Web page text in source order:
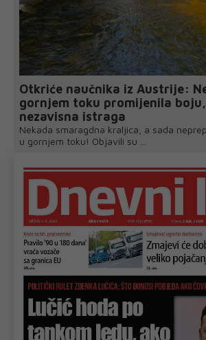
Otkriće naučnika iz Austrije:
gornjem toku promijenila
nezavisna istraga
Nekada smaragdna kraljica, a sada
u gornjem toku! Objavili su ...